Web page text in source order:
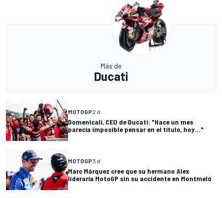
Más de
Ducati
MOTOGP2 d
Domenicali, CEO de Ducati: "Hace un mes
parecía imposible pensar en el título, hoy..."
MOTOGP3 d
Marc Márquez cree que su hermano Alex
lideraría MotoGP sin su accidente en Montmeló